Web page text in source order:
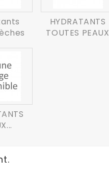
HYDRATANTS
TOUTES PEAUX